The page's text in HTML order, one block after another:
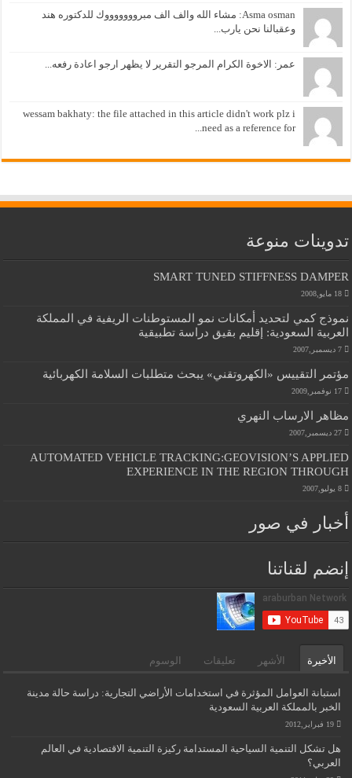
Asma osman: مشاء الله والف الف مبروووووووك للدكتوره هند
وعقبالنا نحن يارب...
عمر: الاخوة الكرام المرجو التقرير لا يظهر ارجو اعادة رفعه...
wessam bakhaty: the file attached in this article didn't work plz i
need as a reference for...
تدوينات منوعة
SMART TUNED STIFFNESS DAMPER
18 مايو,2008
نموذج كمي لتحديد أمكانات نمو المستوطنات الريفية في المملكة
العربية السعودية: إقليم بقيق دراسة تطبيقية
7 ديسمبر,2007
مؤتمر التقييس «الكهروتقني» يبحث متطلبات السلامة الكهربائية
17 نوفمبر,2009
مظاهر الارساب النهري
27 ديسمبر,2007
AUTOMATED VEHICLE TRACKING:GEOVISION’S APPLIED
EXPERIENCE IN THE REGION THROUGH
8 يوليو,2007
أخبار في صور
إنضم لقناتنا
الأخيرة الأشهر تعليقات الوسوم
استبانة العوامل المؤثرة في استخدامات الأراضي التجارية: دراسة حالة مدينة
الخبر بالمملكة العربية السعودية
19 فبراير,2012
هل تشكل التنمية السياحية المستدامة ركيزة التنمية الاقتصادية في العالم
العربي؟